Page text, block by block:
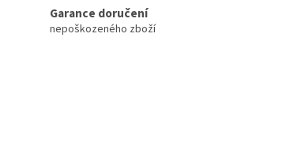
Garance doručení
nepoškozeného zboží